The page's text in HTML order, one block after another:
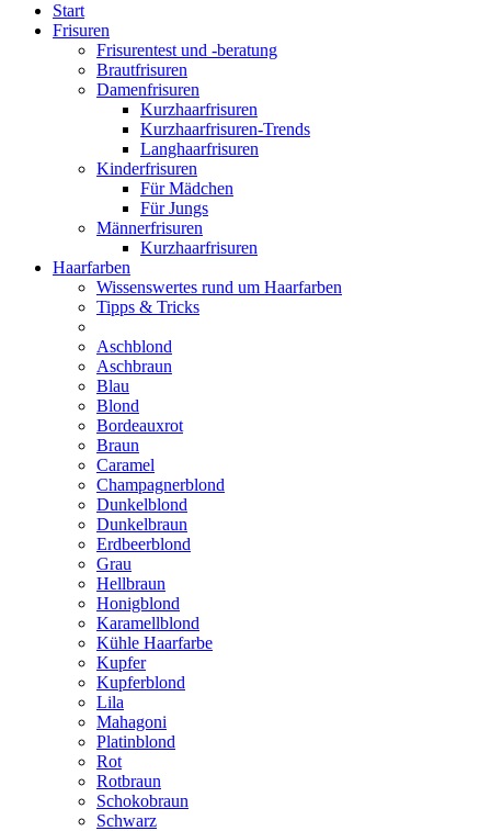
Start
Frisuren
Frisurentest und -beratung
Brautfrisuren
Damenfrisuren
Kurzhaarfrisuren
Kurzhaarfrisuren-Trends
Langhaarfrisuren
Kinderfrisuren
Für Mädchen
Für Jungs
Männerfrisuren
Kurzhaarfrisuren
Haarfarben
Wissenswertes rund um Haarfarben
Tipps & Tricks
Aschblond
Aschbraun
Blau
Blond
Bordeauxrot
Braun
Caramel
Champagnerblond
Dunkelblond
Dunkelbraun
Erdbeerblond
Grau
Hellbraun
Honigblond
Karamellblond
Kühle Haarfarbe
Kupfer
Kupferblond
Lila
Mahagoni
Platinblond
Rot
Rotbraun
Schokobraun
Schwarz